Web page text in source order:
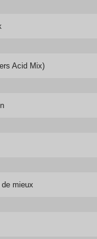
Acid Mix)
mieux